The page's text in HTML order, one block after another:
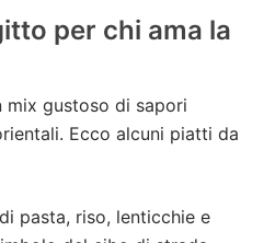
per chi ama la
mix gustoso di sapori
Ecco alcuni piatti da
pasta, riso, lenticchie e